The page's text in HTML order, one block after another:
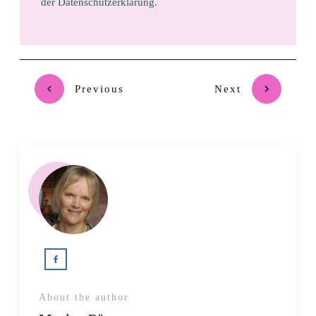
Previous Next
About the author